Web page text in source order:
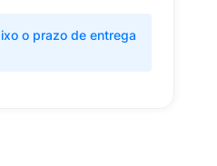
o prazo de entrega